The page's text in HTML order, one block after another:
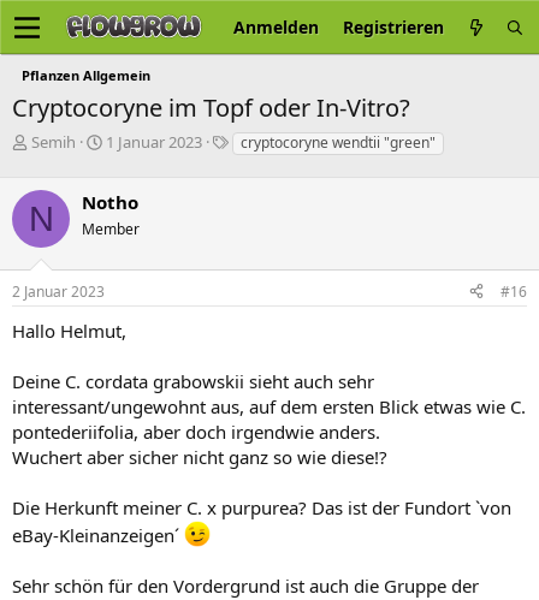
Anmelden Registrieren
Pflanzen Allgemein
Cryptocoryne im Topf oder In-Vitro?
E
t
e
l
l
e
r
Semih
E
t
e
l
a
m
1 Januar 2023
S
w
r
cryptocoryne wendtii "green"
N Notho
Member
2 Januar 2023 #16
Hallo Helmut,
Deine C. cordata grabowskii sieht auch sehr
interessant/ungewohnt aus, auf dem ersten Blick etwas wie C.
pontederiifolia, aber doch irgendwie anders.
Wuchert aber sicher nicht ganz so wie diese!?
Die Herkunft meiner C. x purpurea? Das ist der Fundort `von
eBay-Kleinanzeigen´
Sehr schön für den Vordergrund ist auch die Gruppe der